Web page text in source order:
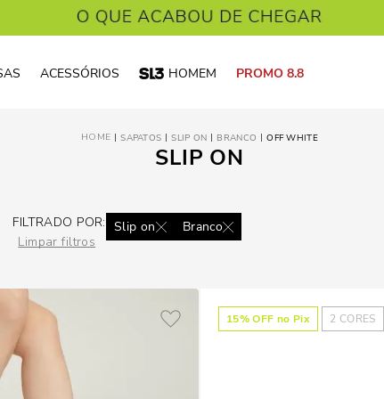
ACESSÓRIOS HOMEM PROMO 8.8
SAPATOS SLIP ON BRANCO OFF WHITE
SLIP ON
FILTRADO POR:
Limpar filtros
Slip on Branco
15% OFF no Pix 2 CORES